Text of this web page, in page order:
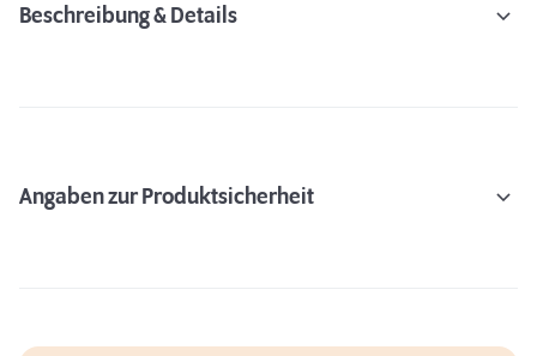
Beschreibung & Details
Angaben zur Produktsicherheit